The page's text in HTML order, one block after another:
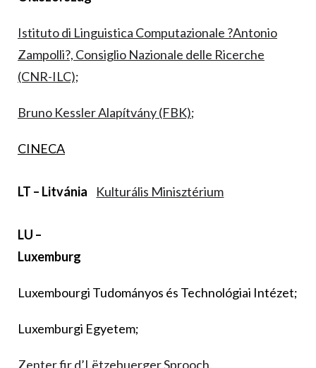
Istituto di Linguistica Computazionale ?Antonio
Zampolli?, Consiglio Nazionale delle Ricerche
(CNR-ILC);
Bruno Kessler Alapítvány (FBK);
CINECA
LT – Litvánia Kulturális Minisztérium
LU –
Luxemburg
Luxembourgi Tudományos és Technológiai Intézet;
Luxemburgi Egyetem;
Zenter fir d’Lëtzebuerger Sprooch.